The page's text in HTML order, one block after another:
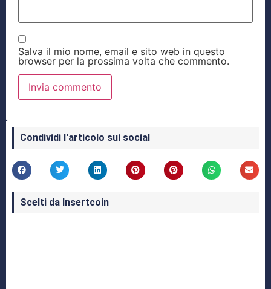
Salva il mio nome, email e sito web in questo
browser per la prossima volta che commento.
Condividi l'articolo sui social
Scelti da Insertcoin